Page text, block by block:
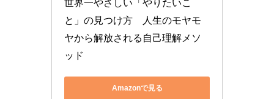
世界一やさしい「やりたいこ
と」の見つけ方　人生のモヤモ
ヤから解放される自己理解メソ
ッド
Amazonで見る